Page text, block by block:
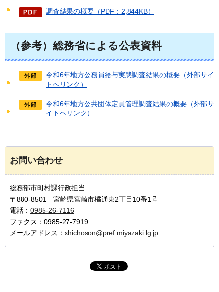
調査結果の概要（PDF：2,844KB）
（参考）総務省による公表資料
令和6年地方公務員給与実態調査結果の概要（外部サイ
トへリンク）
令和6年地方公共団体定員管理調査結果の概要（外部サ
イトへリンク）
お問い合わせ
総務部市町村課行政担当
〒880-8501 宮崎県宮崎市橘通東2丁目10番1号
電話： 0985-26-7116
ファクス：0985-27-7919
メールアドレス： shichoson@pref.miyazaki.lg.jp